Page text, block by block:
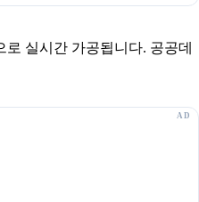
실시간 가공됩니다. 공공데